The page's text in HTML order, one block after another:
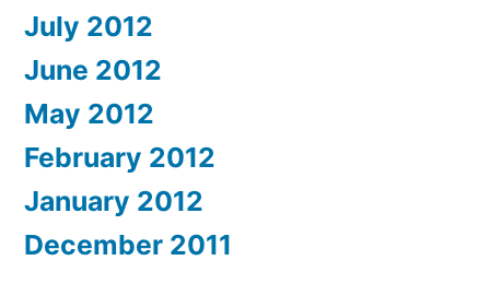
July 2012
June 2012
May 2012
February 2012
January 2012
December 2011